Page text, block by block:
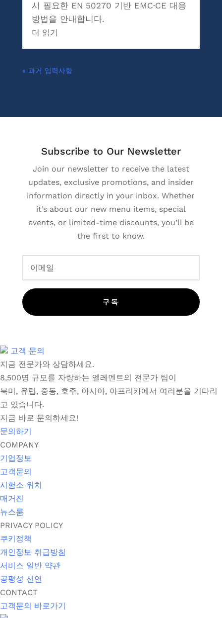
시 필요한 EN 50270 기반 EMC·CE 대응
방법을 안내합니다.
더 읽기
« 과거 입력사항
Subscribe to Our Newsletter
Join our newsletter to receive the latest
updates, exclusive promotions, and insider
information directly in your inbox. Whether
it’s about our new menu items, special
events, or limited-time discounts, you’ll be
the first to know.
구독
고객 문의
지금 전문가와 상담하세요.
8,500명 규모를 자랑하는 엘레멘트의 전문가 팀이
북미, 유럽, 중동, 호주, 아시아, 아프리카에서 여러분을 기다리
고 있습니다.
지금 바로 문의하세요!
문의하기
COMPANY
기업정보
고객문의
시험소 위치
매거진
뉴스룸
PRIVACY POLICY
쿠키정책
개인정보 취급방침
서비스 일반 약관
공평성 선언
CONTACT
고객문의 바로가기